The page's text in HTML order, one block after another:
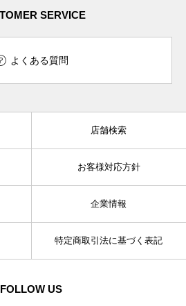
SERVICE
よくある質問
店舗検索
お客様対応方針
企業情報
特定商取引法に基づく表記
FOLLOW US